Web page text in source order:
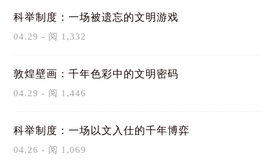
科举制度：一场被遗忘的文明游戏
04.29 - 阅 1,332
敦煌壁画：千年色彩中的文明密码
04.29 - 阅 1,446
科举制度：一场以文入仕的千年博弈
04.26 - 阅 1,069